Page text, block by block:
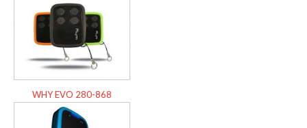
WHY EVO 280-868